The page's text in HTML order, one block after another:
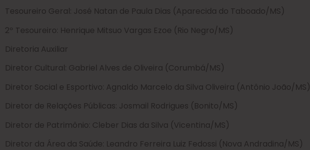
Tesoureiro Geral: José Natan de Paula Dias (Aparecida do Taboado/MS)
2º Tesoureiro: Henrique Mitsuo Vargas Ezoe (Rio Negro/MS)
Diretoria Auxiliar
Diretor Cultural: Gabriel Alves de Oliveira (Corumbá/MS)
Diretor Social e Esportivo: Agnaldo Marcelo da Silva Oliveira (Antônio João/MS)
Diretor de Relações Públicas: Josmail Rodrigues (Bonito/MS)
Diretor de Patrimônio: Cleber Dias da Silva (Vicentina/MS)
Diretor da Área da Saúde: Leandro Ferreira Luiz Fedossi (Nova Andradina/MS)